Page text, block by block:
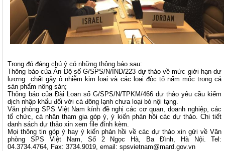
Trong đó đáng chú ý có những thông báo sau:
Thông báo của Ấn Độ số G/SPS/N/IND/223 dự thảo về mức giới hạn dư
lượng chất gây ô nhiễm kim loại và các loại độc tố nấm mốc trong cá
sản phẩm nông sản;
Thông báo của Đài Loan số G/SPS/N/TPKM/466 dự thảo yêu cầu kiểm
dịch nhập khẩu đối với cá đông lạnh chưa loại bỏ nội tạng.
Văn phòng SPS Việt Nam kính đề nghị các cơ quan, doanh nghiệp, các
tổ chức, cá nhân tham gia góp ý, ý kiến phản hồi các dự thảo. Chi tiết
danh sách dự thảo xin xem file đính kèm.
Mọi thông tin góp ý hay ý kiến phản hồi về các dự thảo xin gửi về Văn
phòng SPS Việt Nam, Số 2 Ngọc Hà, Ba Đình, Hà Nội. Tel:
04.3734.4764, Fax: 3734.9019, email:spsvietnam@mard.gov.vn